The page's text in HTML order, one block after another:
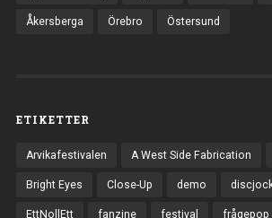
Åkersberga Örebro Östersund
ETIKETTER
Arvikafestivalen A West Side Fabrication
Bright Eyes Close-Up demo
EttNollEtt fanzine festival frågepop